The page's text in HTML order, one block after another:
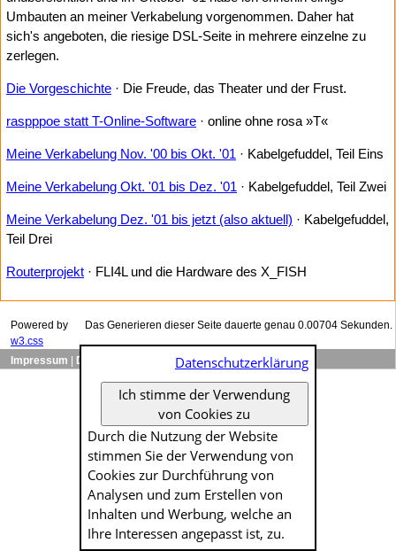
Umbauten an meiner Verkabelung vorgenommen. Daher hat
sich's angeboten, die riesige DSL-Seite in mehrere einzelne zu
zerlegen.
Die Vorgeschichte · Die Freude, das Theater und der Frust.
raspppoe statt T-Online-Software · online ohne rosa »T«
Meine Verkabelung Nov. '00 bis Okt. '01 · Kabelgefuddel, Teil Eins
Meine Verkabelung Okt. '01 bis Dez. '01 · Kabelgefuddel, Teil Zwei
Meine Verkabelung Dez. '01 bis jetzt (also aktuell) · Kabelgefuddel,
Teil Drei
Routerprojekt · FLI4L und die Hardware des X_FISH
Das Generieren dieser Seite dauerte genau 0.00704 Sekunden.
Powered by
w3.css
Impressum
DatenschutzerklärungDatenschutzerklärung
Ich stimme der Verwendung
von Cookies zu
Durch die Nutzung der Website
stimmen Sie der Verwendung von
Cookies zur Durch­führung von
Analysen und zum Erstellen von
Inhalten und Werbung, welche an
Ihre Interessen angepasst ist, zu.